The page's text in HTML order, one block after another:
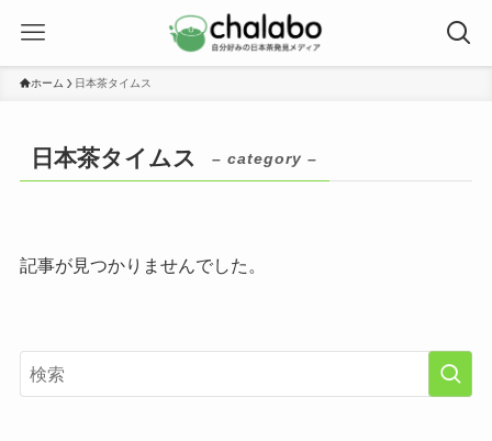
ホーム 日本茶タイムス
日本茶タイムス – category –
記事が見つかりませんでした。